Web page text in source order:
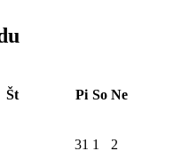
Št Pi So Ne
31 1 2